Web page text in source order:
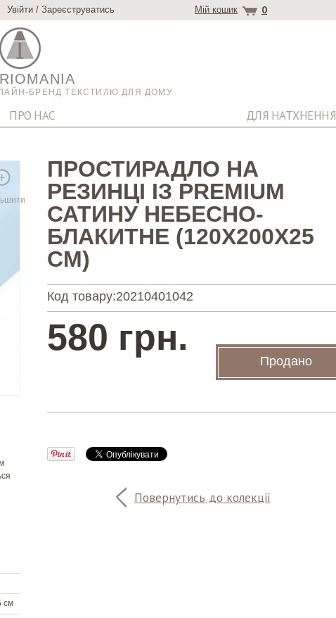
Мій кошик 0
Увійти / Зареєструватись
БРЕНД ТЕКСТИЛЮ ДЛЯ ДОМУ
ПРО НАС ДЛЯ НАТХНЕННЯ
ПРОСТИРАДЛО НА
РЕЗИНЦІ ІЗ PREMIUM
САТИНУ НЕБЕСНО-
БЛАКИТНЕ (120Х200Х25
СМ)
Код товару:20210401042
580 грн.
Продано
Повернутись до колекції
см